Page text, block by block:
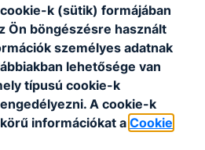
k (sütik) formájában
Ön böngészésre használt
személyes adatnak
lehetősége van
típusú cookie-k
A cookie-k
információkat aCookie